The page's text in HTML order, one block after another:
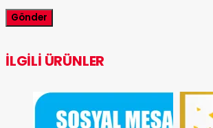
İLGILI ÜRÜNLER